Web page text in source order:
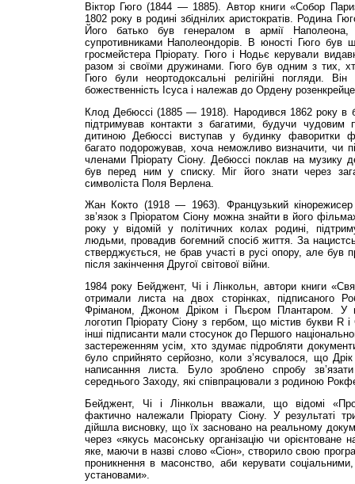
Віктор Гюго (1844 — 1885). Автор книги «Собор
1802 року в родині збіднілих аристократів. Родина
Його батько був генералом в армії
супротивниками Наполеондорів. В юності Гюго
гросмейстера Пріорату. Гюго і Нодьє керували
разом зі своїми дружинами. Гюго був одним з тих,
Гюго були неортодоксальні релігійні погляди.
божественність Ісуса і належав до Ордену
Клод Дебюссі (1885 — 1918). Народився 1862 року в
підтримував контакти з багатими, будучи чудовим
дитиною Дебюссі виступав у будинку фаворитки
багато подорожував, хоча неможливо визначити, чи
членами Пріорату Сіону. Дебюссі поклав на музику
був перед ним у списку. Міг його знати через
символіста Поля Верлена.
Жан Кокто (1918 — 1963). Французький кінорежисер
зв’язок з Пріоратом Сіону можна знайти в його
року у відомій у політичних колах родині,
людьми, провадив богемний спосіб життя. За
стверджується, не брав участі в русі опору, але
після закінчення Другої світової війни.
1984 року Бейджент, Чі і Лінкольн, автори книги
отримали листа на двох сторінках, підписаного
Фріманом, Джоном Дріком і Пьєром Плантаром. У
логотип Пріорату Сіону з гербом, що містив букви R
інші підписанти мали стосунок до Першого
застереженням усім, хто здумає підробляти
було сприйнято серйозно, коли з’ясувалося, що
написанння листа. Було зроблено спробу
середнього Заходу, які співпрацювали з родиною
Бейджент, Чі і Лінкольн вважали, що відомі
фактично належали Пріорату Сіону. У результаті
дійшла висновку, що їх засновано на реальному
через «якусь масонську організацію чи орієнтоване
яке, маючи в назві слово «Сіон», створило свою
проникнення в масонство, аби керувати
установами».